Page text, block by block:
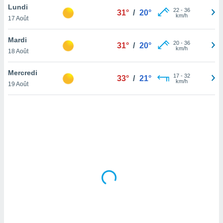
en
de
Lundi
17 Août
31° / 20° 22- 36
km/h
Mardi
18 Août
31° / 20° 20- 36
km/h
Mercredi
19 Août
33° / 21° 17- 32
km/h